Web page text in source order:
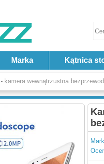
Marka Kątnica
- kamera wewnątrzustna